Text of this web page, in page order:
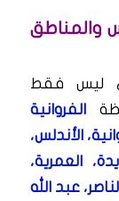
والمناطق
ليس فقط
الفروانية
الأندلس،
العمرية،
عبد الله